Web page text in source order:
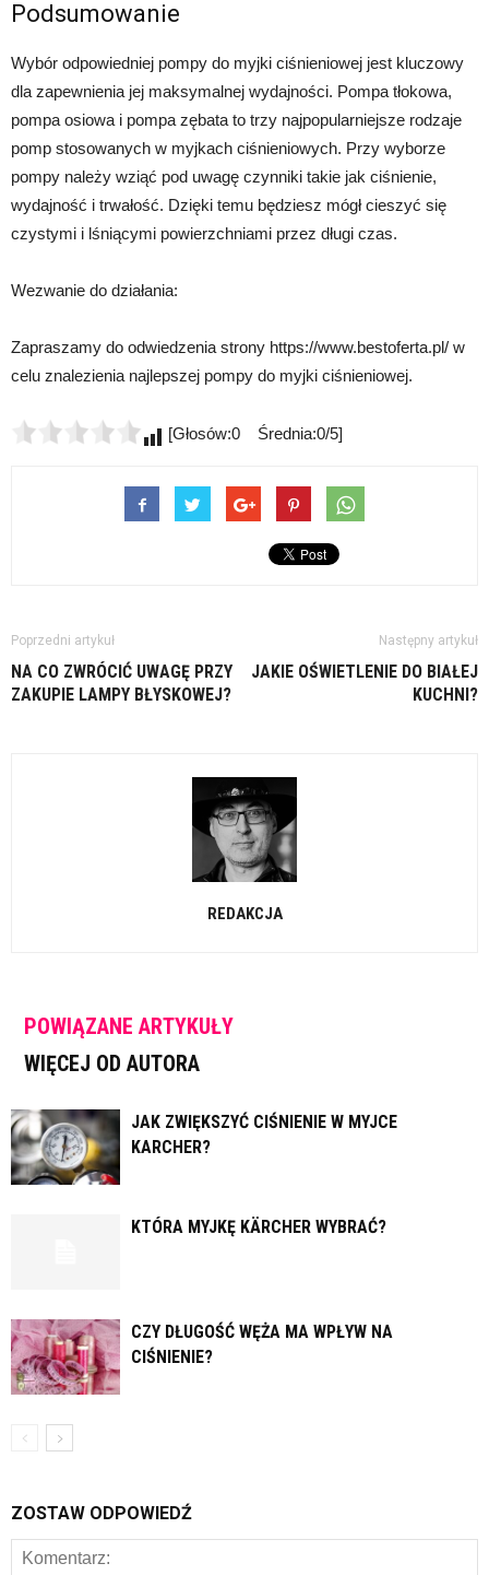
Podsumowanie
Wybór odpowiedniej pompy do myjki ciśnieniowej jest kluczowy
dla zapewnienia jej maksymalnej wydajności. Pompa tłokowa,
pompa osiowa i pompa zębata to trzy najpopularniejsze rodzaje
pomp stosowanych w myjkach ciśnieniowych. Przy wyborze
pompy należy wziąć pod uwagę czynniki takie jak ciśnienie,
wydajność i trwałość. Dzięki temu będziesz mógł cieszyć się
czystymi i lśniącymi powierzchniami przez długi czas.
Wezwanie do działania:
Zapraszamy do odwiedzenia strony https://www.bestoferta.pl/ w
celu znalezienia najlepszej pompy do myjki ciśnieniowej.
[Głosów:0 Średnia:0/5]
Poprzedni artykuł
NA CO ZWRÓCIĆ UWAGĘ PRZY
ZAKUPIE LAMPY BŁYSKOWEJ?
Następny artykuł
JAKIE OŚWIETLENIE DO BIAŁEJ
KUCHNI?
REDAKCJA
POWIĄZANE ARTYKUŁY
WIĘCEJ OD AUTORA
JAK ZWIĘKSZYĆ CIŚNIENIE W MYJCE
KARCHER?
KTÓRA MYJKĘ KÄRCHER WYBRAĆ?
CZY DŁUGOŚĆ WĘŻA MA WPŁYW NA
CIŚNIENIE?
ZOSTAW ODPOWIEDŹ